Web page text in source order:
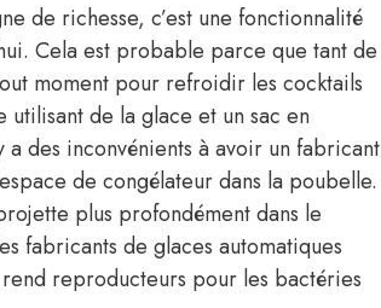
de richesse, c’est une fonctionnalité
Cela est probable parce que tant de
moment pour refroidir les cocktails
de la glace et un sac en
des inconvénients à avoir un fabricant
de congélateur dans la poubelle.
plus profondément dans le
fabricants de glaces automatiques
reproducteurs pour les bactéries